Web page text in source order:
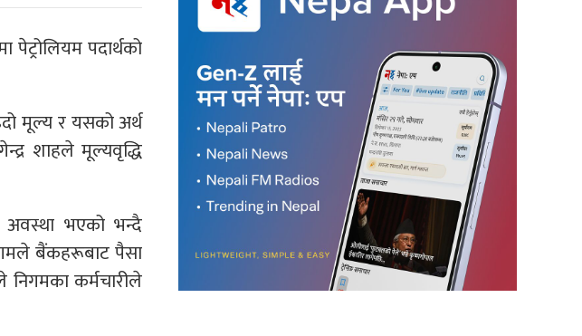
पदार्थको
मूल्य र यसको अर्थ
शाहले मूल्यवृद्धि
अवस्था भएको भन्दै
बैंकहरूबाट पैसा
कर्मचारीले